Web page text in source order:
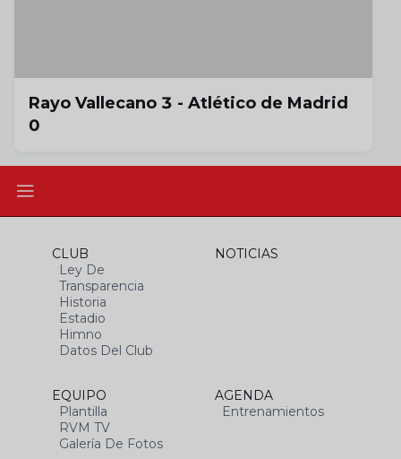
Rayo Vallecano 3 - Atlético de Madrid
0
CLUB
Ley De
Transparencia
Historia
Estadio
Himno
Datos Del Club
NOTICIAS
EQUIPO
Plantilla
RVM TV
Galería De Fotos
AGENDA
Entrenamientos